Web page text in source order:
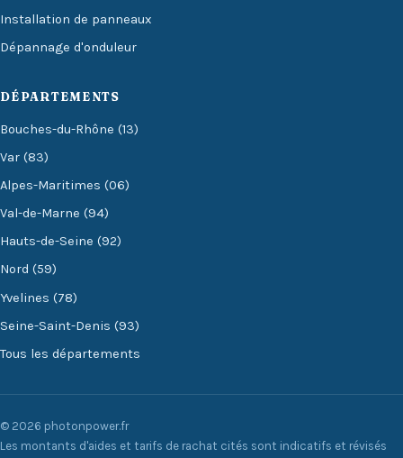
Installation de panneaux
Dépannage d'onduleur
DÉPARTEMENTS
Bouches-du-Rhône (13)
Var (83)
Alpes-Maritimes (06)
Val-de-Marne (94)
Hauts-de-Seine (92)
Nord (59)
Yvelines (78)
Seine-Saint-Denis (93)
Tous les départements
© 2026 photonpower.fr
Les montants d'aides et tarifs de rachat cités sont indicatifs et révisés